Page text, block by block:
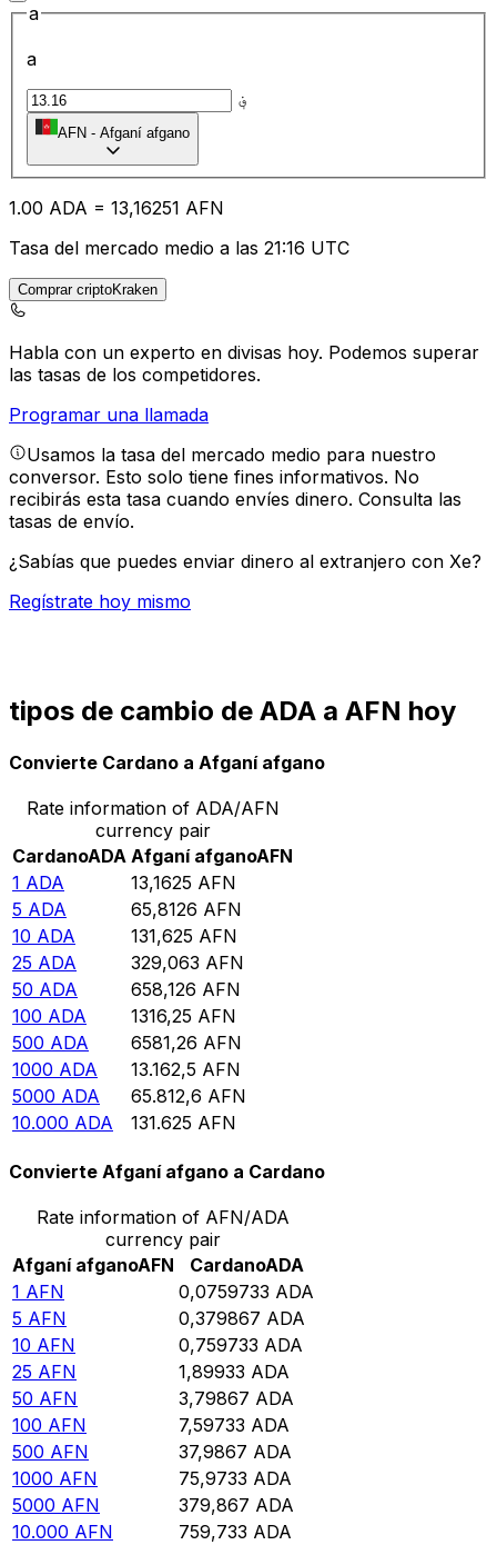
a
a
؋
AFN - Afganí afgano
1.00 ADA = 13,16251 AFN
Tasa del mercado medio a las 21:16 UTC
Comprar criptoKraken
Habla con un experto en divisas hoy. Podemos superar
las tasas de los competidores.
Programar una llamada
Usamos la tasa del mercado medio para nuestro
conversor. Esto solo tiene fines informativos. No
recibirás esta tasa cuando envíes dinero. Consulta las
tasas de envío.
¿Sabías que puedes enviar dinero al extranjero con Xe?
Regístrate hoy mismo
tipos de cambio de ADA a AFN hoy
Convierte Cardano a Afganí afgano
Rate information of ADA/AFN
currency pair
CardanoADA Afganí afganoAFN
1 ADA 13,1625 AFN
5 ADA 65,8126 AFN
10 ADA 131,625 AFN
25 ADA 329,063 AFN
50 ADA 658,126 AFN
100 ADA 1316,25 AFN
500 ADA 6581,26 AFN
1000 ADA 13.162,5 AFN
5000 ADA 65.812,6 AFN
10.000 ADA 131.625 AFN
Convierte Afganí afgano a Cardano
Rate information of AFN/ADA
currency pair
Afganí afganoAFN CardanoADA
1 AFN 0,0759733 ADA
5 AFN 0,379867 ADA
10 AFN 0,759733 ADA
25 AFN 1,89933 ADA
50 AFN 3,79867 ADA
100 AFN 7,59733 ADA
500 AFN 37,9867 ADA
1000 AFN 75,9733 ADA
5000 AFN 379,867 ADA
10.000 AFN 759,733 ADA